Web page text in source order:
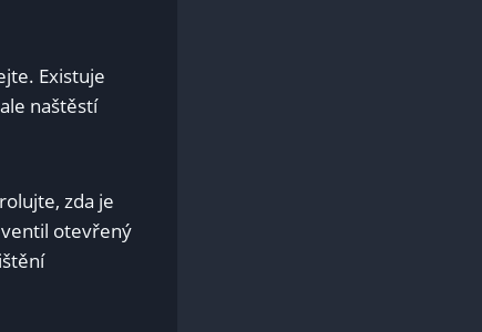
Existuje
naštěstí
zda je
otevřený